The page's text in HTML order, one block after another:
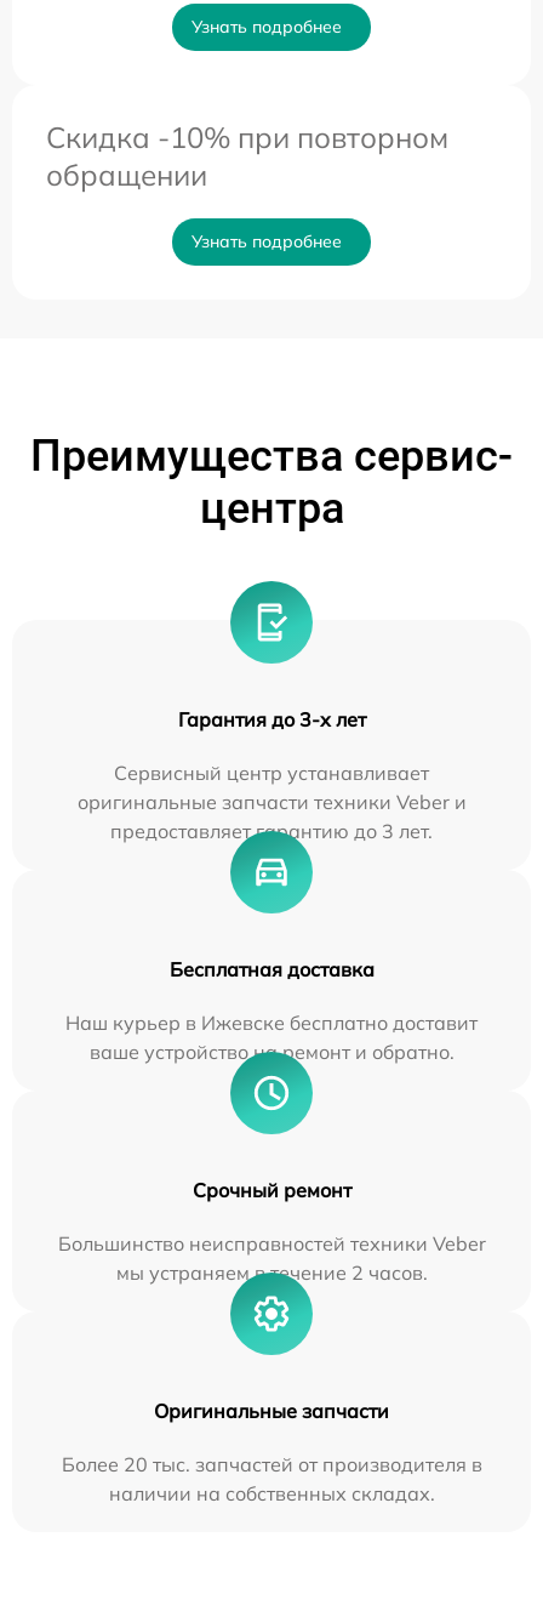
Узнать подробнее
Скидка -10% при повторном
обращении
Узнать подробнее
Преимущества сервис-
центра
Гарантия до 3-х лет
Сервисный центр устанавливает
оригинальные запчасти техники Veber и
предоставляет гарантию до 3 лет.
Бесплатная доставка
Наш курьер в Ижевске бесплатно доставит
ваше устройство на ремонт и обратно.
Срочный ремонт
Большинство неисправностей техники Veber
мы устраняем в течение 2 часов.
Оригинальные запчасти
Более 20 тыс. запчастей от производителя в
наличии на собственных складах.